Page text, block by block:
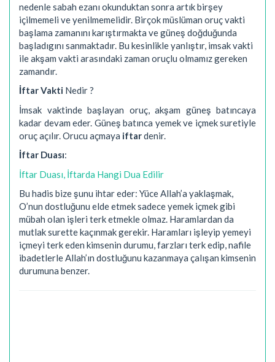
nedenle sabah ezanı okunduktan sonra artık birşey
içilmemeli ve yenilmemelidir. Birçok müslüman oruç vakti
başlama zamanını karıştırmakta ve güneş doğduğunda
başladıgını sanmaktadır. Bu kesinlikle yanlıştır, imsak vakti
ile akşam vakti arasındaki zaman oruçlu olmamız gereken
zamandır.
İftar Vakti Nedir ?
İmsak vaktinde başlayan oruç, akşam güneş batıncaya
kadar devam eder. Güneş batınca yemek ve içmek suretiyle
oruç açılır. Orucu açmaya iftardenir.
İftar Duası:
İftar Duası, İftarda Hangi Dua Edilir
Bu hadis bize şunu ihtar eder: Yüce Allah’a yaklaşmak,
O’nun dostluğunu elde etmek sadece yemek içmek gibi
mübah olan işleri terk etmekle olmaz. Haramlardan da
mutlak surette kaçınmak gerekir. Haramları işleyip yemeyi
içmeyi terk eden kimsenin durumu, farzları terk edip, nafile
ibadetlerle Allah’ın dostluğunu kazanmaya çalışan kimsenin
durumuna benzer.